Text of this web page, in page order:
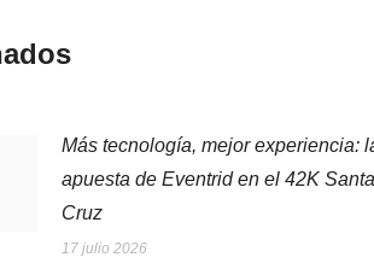
Más tecnología, mejor experiencia:
apuesta de Eventrid en el 42K Santa
Cruz
17 julio 2026